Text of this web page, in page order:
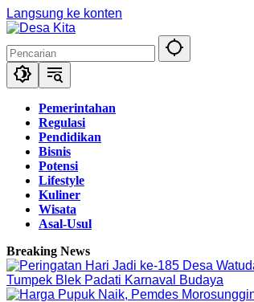
Langsung ke konten
Pemerintahan
Regulasi
Pendidikan
Bisnis
Potensi
Lifestyle
Kuliner
Wisata
Asal-Usul
Breaking News
Tumpek Blek Padati Karnaval Budaya